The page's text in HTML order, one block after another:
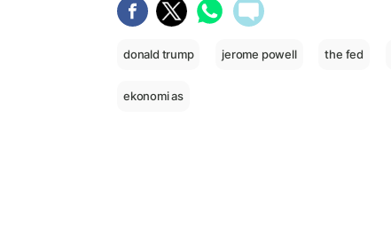
donald trump jerome powell the fed
ekonomi as